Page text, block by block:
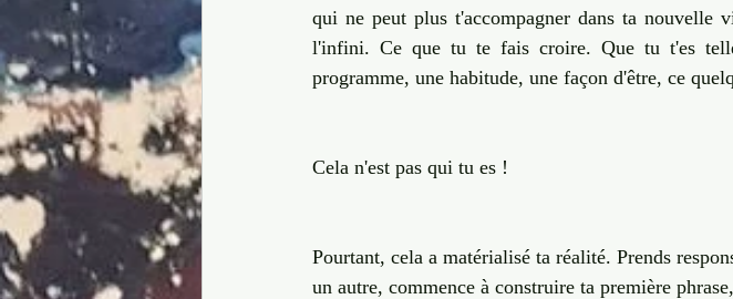
Transformation créative Engagement
qui ne peut plus t'accompagner dans ta nouvelle
l'infini. Ce que tu te fais croire. Que tu t'es
programme, une habitude, une façon d'être, ce
Cela n'est pas qui tu es !
Pourtant, cela a matérialisé ta réalité. Prends
un autre, commence à construire ta première